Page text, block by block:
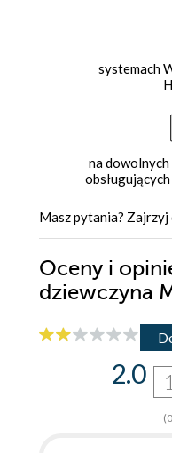
systemach
na
Masz pytania? Zajrzyj
Oceny i
dziewczyna
1
2.0